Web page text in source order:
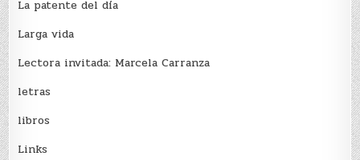
La patente del día
Larga vida
Lectora invitada: Marcela Carranza
letras
libros
Links